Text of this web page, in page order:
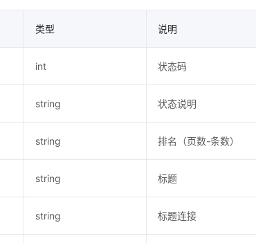
类型 说明
int 状态码
string 状态说明
string 排名（页数-条数）
string 标题
string 标题连接